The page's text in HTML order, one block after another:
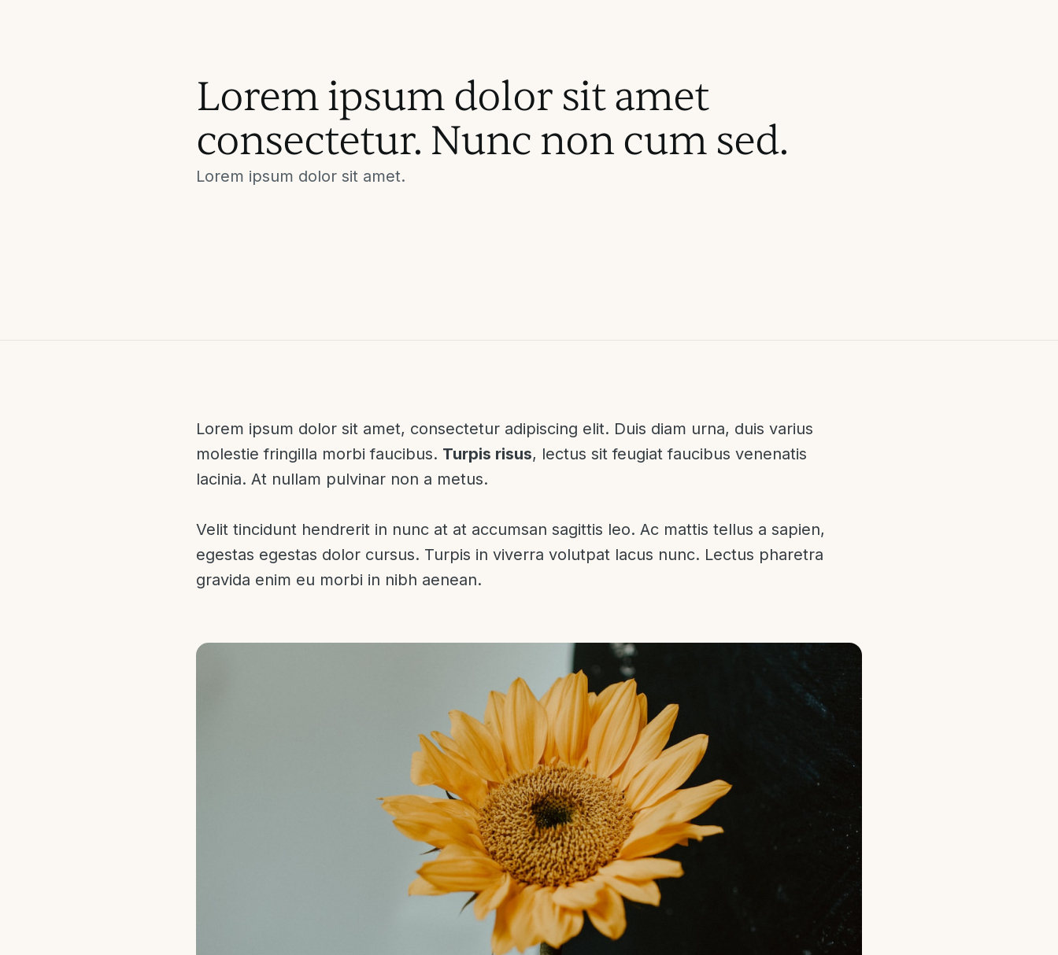
Lorem ipsum dolor sit amet
consectetur. Nunc non cum sed.
Lorem ipsum dolor sit amet.
Lorem ipsum dolor sit amet, consectetur adipiscing elit. Duis diam urna, duis varius
molestie fringilla morbi faucibus. Turpis risus, lectus sit feugiat faucibus venenatis
lacinia. At nullam pulvinar non a metus.
Velit tincidunt hendrerit in nunc at at accumsan sagittis leo. Ac mattis tellus a sapien,
egestas egestas dolor cursus. Turpis in viverra volutpat lacus nunc. Lectus pharetra
gravida enim eu morbi in nibh aenean.